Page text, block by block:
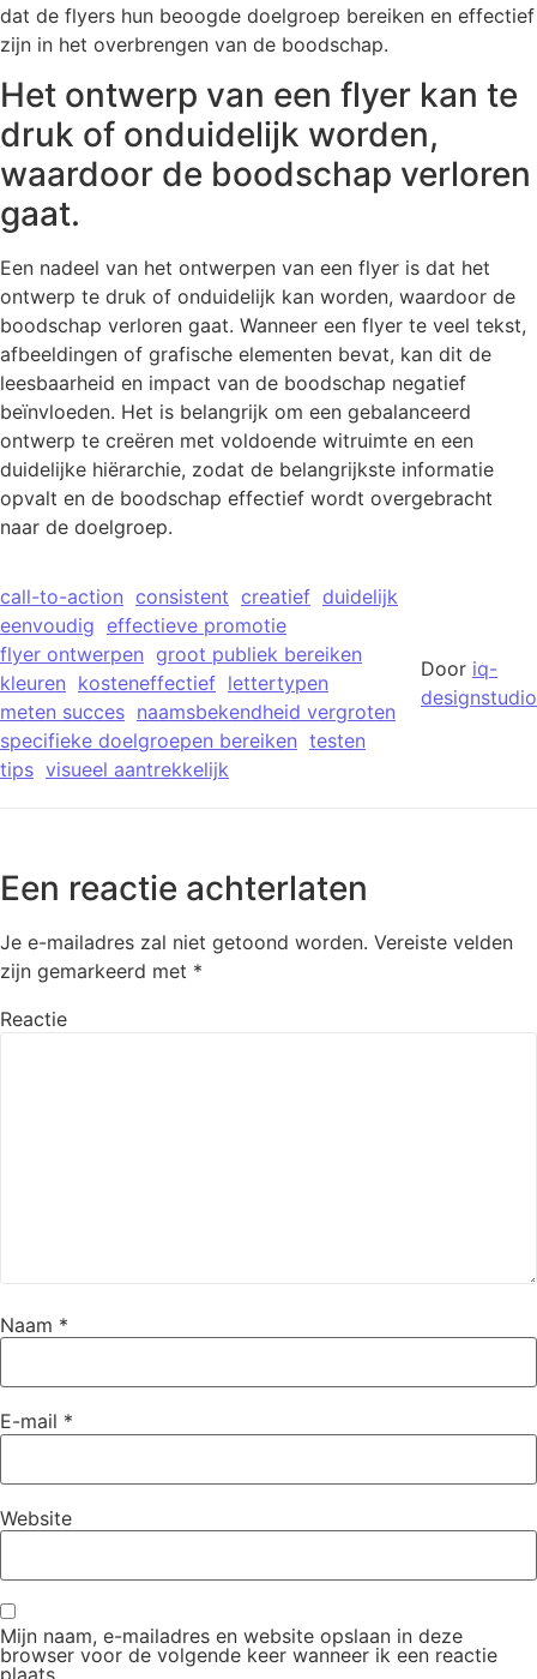
dat de flyers hun beoogde doelgroep bereiken en effectief
zijn in het overbrengen van de boodschap.
Het ontwerp van een flyer kan te
druk of onduidelijk worden,
waardoor de boodschap verloren
gaat.
Een nadeel van het ontwerpen van een flyer is dat het
ontwerp te druk of onduidelijk kan worden, waardoor de
boodschap verloren gaat. Wanneer een flyer te veel tekst,
afbeeldingen of grafische elementen bevat, kan dit de
leesbaarheid en impact van de boodschap negatief
beïnvloeden. Het is belangrijk om een gebalanceerd
ontwerp te creëren met voldoende witruimte en een
duidelijke hiërarchie, zodat de belangrijkste informatie
opvalt en de boodschap effectief wordt overgebracht
naar de doelgroep.
call-to-action consistent creatief duidelijk
eenvoudig effectieve promotie
flyer ontwerpen groot publiek bereiken
kleuren kosteneffectief lettertypen
meten succes naamsbekendheid vergroten
specifieke doelgroepen bereiken testen
tips visueel aantrekkelijk
Door iq-
designstudio
Een reactie achterlaten
Je e-mailadres zal niet getoond worden. Vereiste velden
zijn gemarkeerd met *
Reactie
Naam *
E-mail *
Website
Mijn naam, e-mailadres en website opslaan in deze
browser voor de volgende keer wanneer ik een reactie